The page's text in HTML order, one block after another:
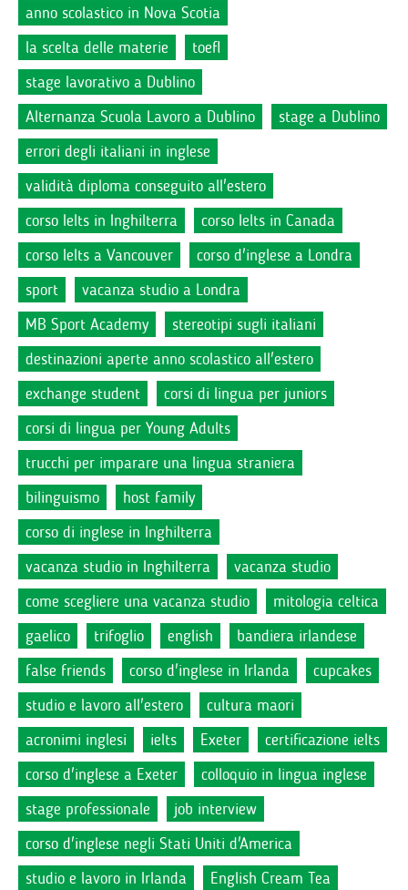
anno scolastico in Nova Scotia
la scelta delle materie
toefl
stage lavorativo a Dublino
Alternanza Scuola Lavoro a Dublino
stage a Dublino
errori degli italiani in inglese
validità diploma conseguito all'estero
corso Ielts in Inghilterra
corso Ielts in Canada
corso Ielts a Vancouver
corso d'inglese a Londra
sport
vacanza studio a Londra
MB Sport Academy
stereotipi sugli italiani
destinazioni aperte anno scolastico all'estero
exchange student
corsi di lingua per juniors
corsi di lingua per Young Adults
trucchi per imparare una lingua straniera
bilinguismo
host family
corso di inglese in Inghilterra
vacanza studio in Inghilterra
vacanza studio
come scegliere una vacanza studio
mitologia celtica
gaelico
trifoglio english
bandiera irlandese
false friends
corso d'inglese in Irlanda
cupcakes
studio e lavoro all'estero
cultura maori
acronimi inglesi
ielts Exeter
certificazione ielts
corso d'inglese a Exeter
colloquio in lingua inglese
stage professionale
job interview
corso d'inglese negli Stati Uniti d'America
studio e lavoro in Irlanda
English Cream Tea